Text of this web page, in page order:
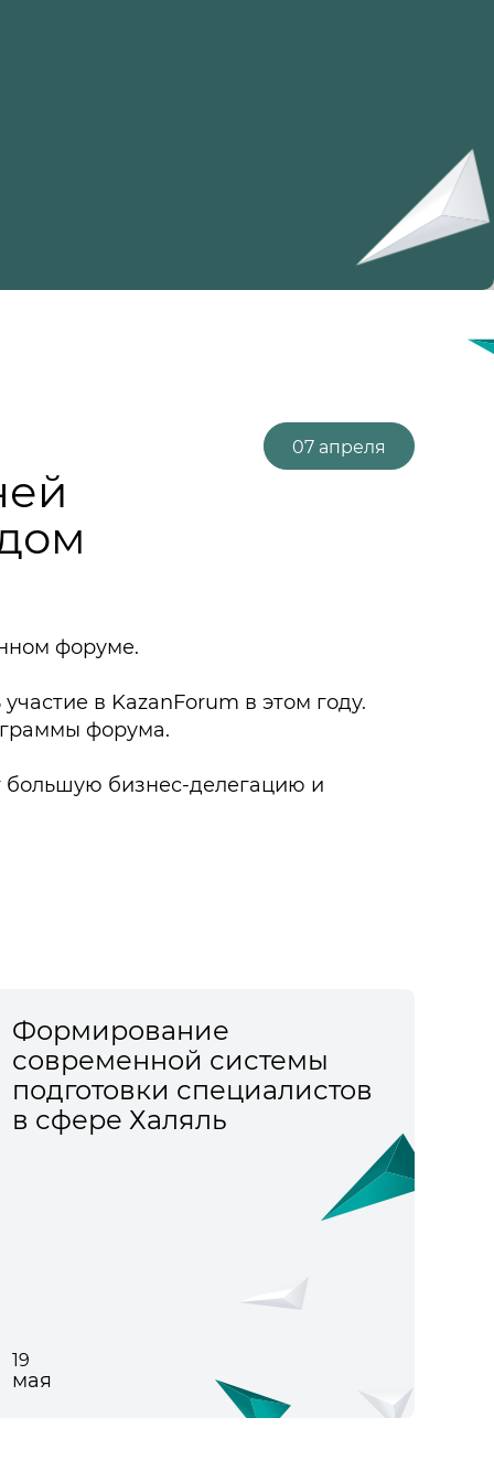
07 апреля
форуме.
в KazanForum в этом году.
форума.
большую бизнес-делегацию и
Формирование
современной системы
подготовки специалистов
в сфере Халяль
19
мая